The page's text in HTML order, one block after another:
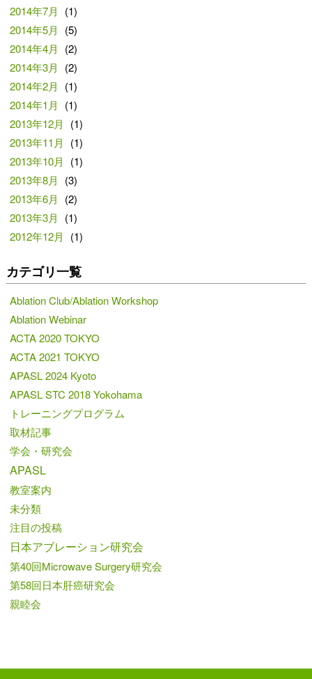
2014年7月
(1)
2014年5月
(5)
2014年4月
(2)
2014年3月
(2)
2014年2月
(1)
2014年1月
(1)
2013年12月
(1)
2013年11月
(1)
2013年10月
(1)
2013年8月
(3)
2013年6月
(2)
2013年3月
(1)
2012年12月
(1)
カテゴリ一覧
Ablation Club/Ablation Workshop
Ablation Webinar
ACTA 2020 TOKYO
ACTA 2021 TOKYO
APASL 2024 Kyoto
APASL STC 2018 Yokohama
トレーニングプログラム
取材記事
学会・研究会
APASL
教室案内
未分類
注目の投稿
日本アブレーション研究会
第40回Microwave Surgery研究会
第58回日本肝癌研究会
親睦会